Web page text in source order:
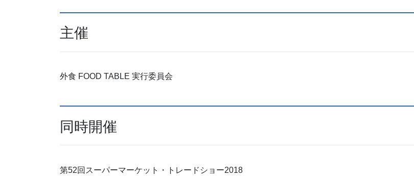
主催
外食 FOOD TABLE 実行委員会
同時開催
第52回スーパーマーケット・トレードショー2018